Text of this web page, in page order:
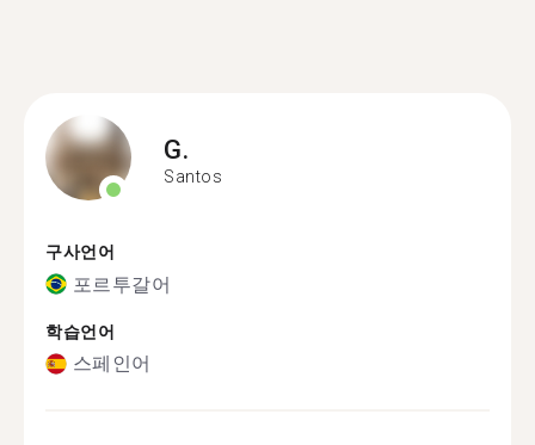
G.
Santos
구사언어
포르투갈어
학습언어
스페인어